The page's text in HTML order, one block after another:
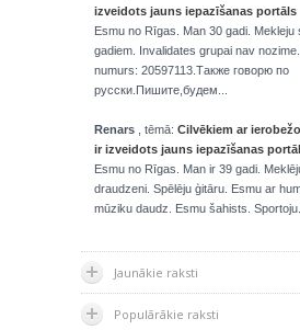
izveidots jauns iepazīšanas portāls
Esmu no Rīgas. Man 30 gadi. Mekleju
gadiem. Invalidates grupai nav
numurs: 20597113.Также говорю по
русски.Пишите,будем...
Renars , tēmā: Cilvēkiem ar
ir izveidots jauns iepazīšanas
Esmu no Rīgas. Man ir 39 gadi.
draudzeni. Spēlēju ģitāru. Esmu ar
mūziku daudz. Esmu šahists.
Jaunākie raksti
Populārākie raksti